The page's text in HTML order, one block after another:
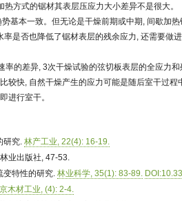
方式的锯材其表层压应力大小差异不是很大。
基本一致。但无论是干燥前期或中期, 间歇加
是否也降低了锯材表层的残余应力, 还需要做
率的差异, 3次干燥试验的弦切板表层的全应力
较快, 自然干燥产生的应力可能是随后室干过
进行室干。
研究.林产工业, 22(4): 16-19.
业出版社, 47-53.
变特性的研究.林业科学, 35(1): 83-89.
木材工业, (4): 2-4.